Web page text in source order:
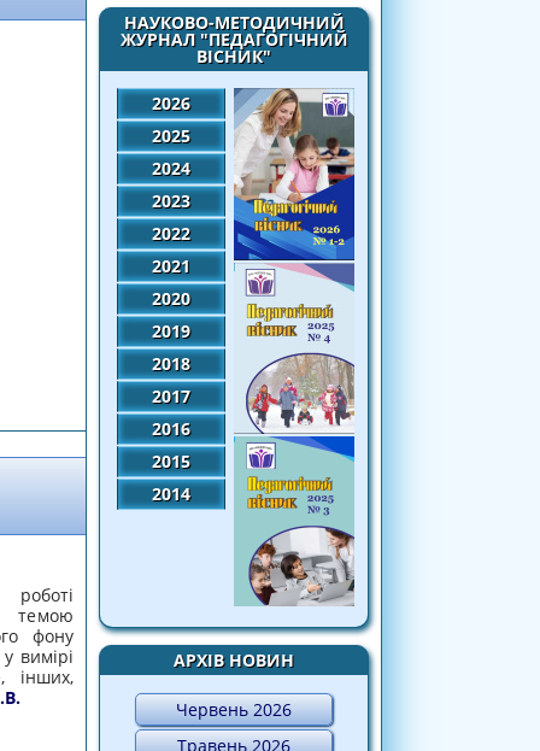
НАУКОВО-МЕТОДИЧНИЙ
ЖУРНАЛ "ПЕДАГОГІЧНИЙ
ВІСНИК"
2026
2025
2024
2023
2022
2021
2020
2019
2018
2017
2016
2015
2014
АРХІВ НОВИН
Червень 2026
Травень 2026
дослідно-експериментальної роботи
фону суб’єктів педагогічної
до себе, інших, довкілля»
роботі
темою
фону
у вимірі
інших,